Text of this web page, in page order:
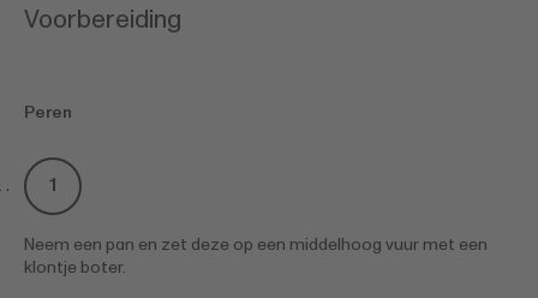
Voorbereiding
Peren
Neem een pan en zet deze op een middelhoog vuur met een
klontje boter.